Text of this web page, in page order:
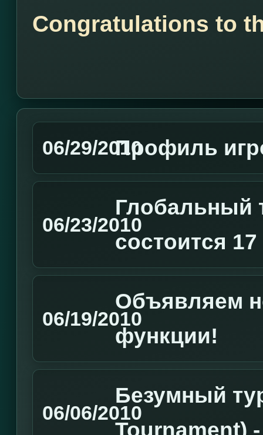
Congratulations to
06/29/2010Профиль
06/23/2010
Глобальный
состоится
06/19/2010
Объявляем
функции!
06/06/2010
Безумный
Tournament)